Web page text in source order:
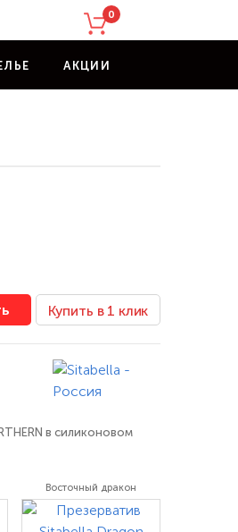
0
АКЦИИ
Купить в 1 клик
в силиконовом
высококачественного
Продукт не является
Восточный дракон